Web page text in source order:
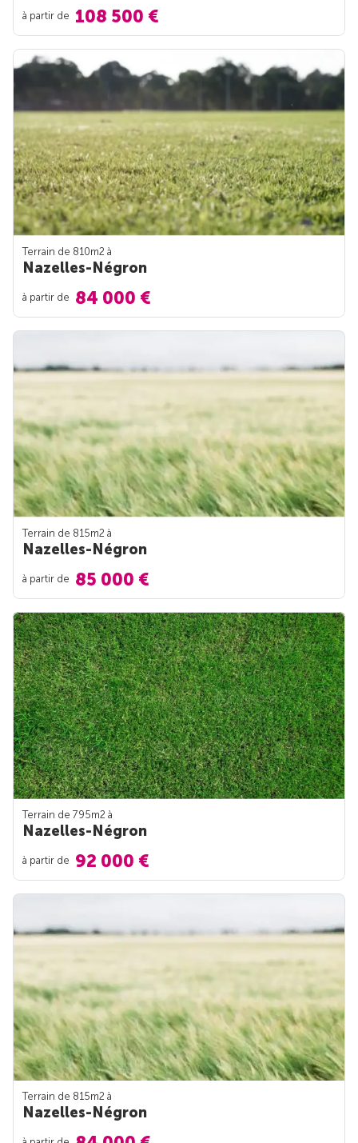
à partir de 108 500 €
Terrain de 810m2 à
Nazelles-Négron
à partir de 84 000 €
Terrain de 815m2 à
Nazelles-Négron
à partir de 85 000 €
Terrain de 795m2 à
Nazelles-Négron
à partir de 92 000 €
Terrain de 815m2 à
Nazelles-Négron